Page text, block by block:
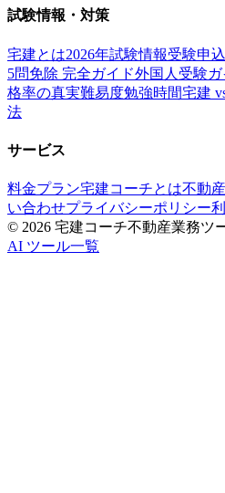
試験情報・対策
宅建とは2026年試験情報受験申
5問免除 完全ガイド外国人受験ガ
格率の真実難易度勉強時間宅建
法
サービス
料金プラン宅建コーチとは不動
い合わせプライバシーポリシー
© 2026 宅建コーチ不動産業務ツ
AI ツール一覧